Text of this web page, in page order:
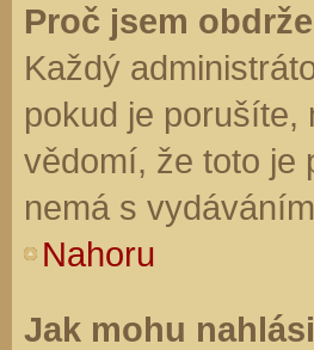
Proč jsem
Každý
pokud je porušíte,
vědomí, že toto je
nemá s
Nahoru
Jak mohu